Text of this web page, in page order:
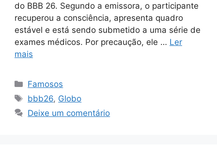
do BBB 26. Segundo a emissora, o participante
recuperou a consciência, apresenta quadro
estável e está sendo submetido a uma série de
exames médicos. Por precaução, ele … Ler
mais
Categorias
Famosos
Tags
bbb26, Globo
Deixe um comentário